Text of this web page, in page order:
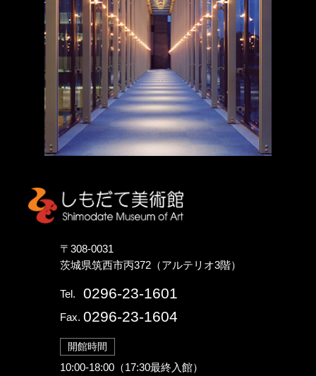
しもだて美術館
〒308-0031
茨城県筑西市丙372（アルテリオ3階）
Tel. 0296-23-1601
Fax. 0296-23-1604
開館時間
10:00-18:00（17:30最終入館）